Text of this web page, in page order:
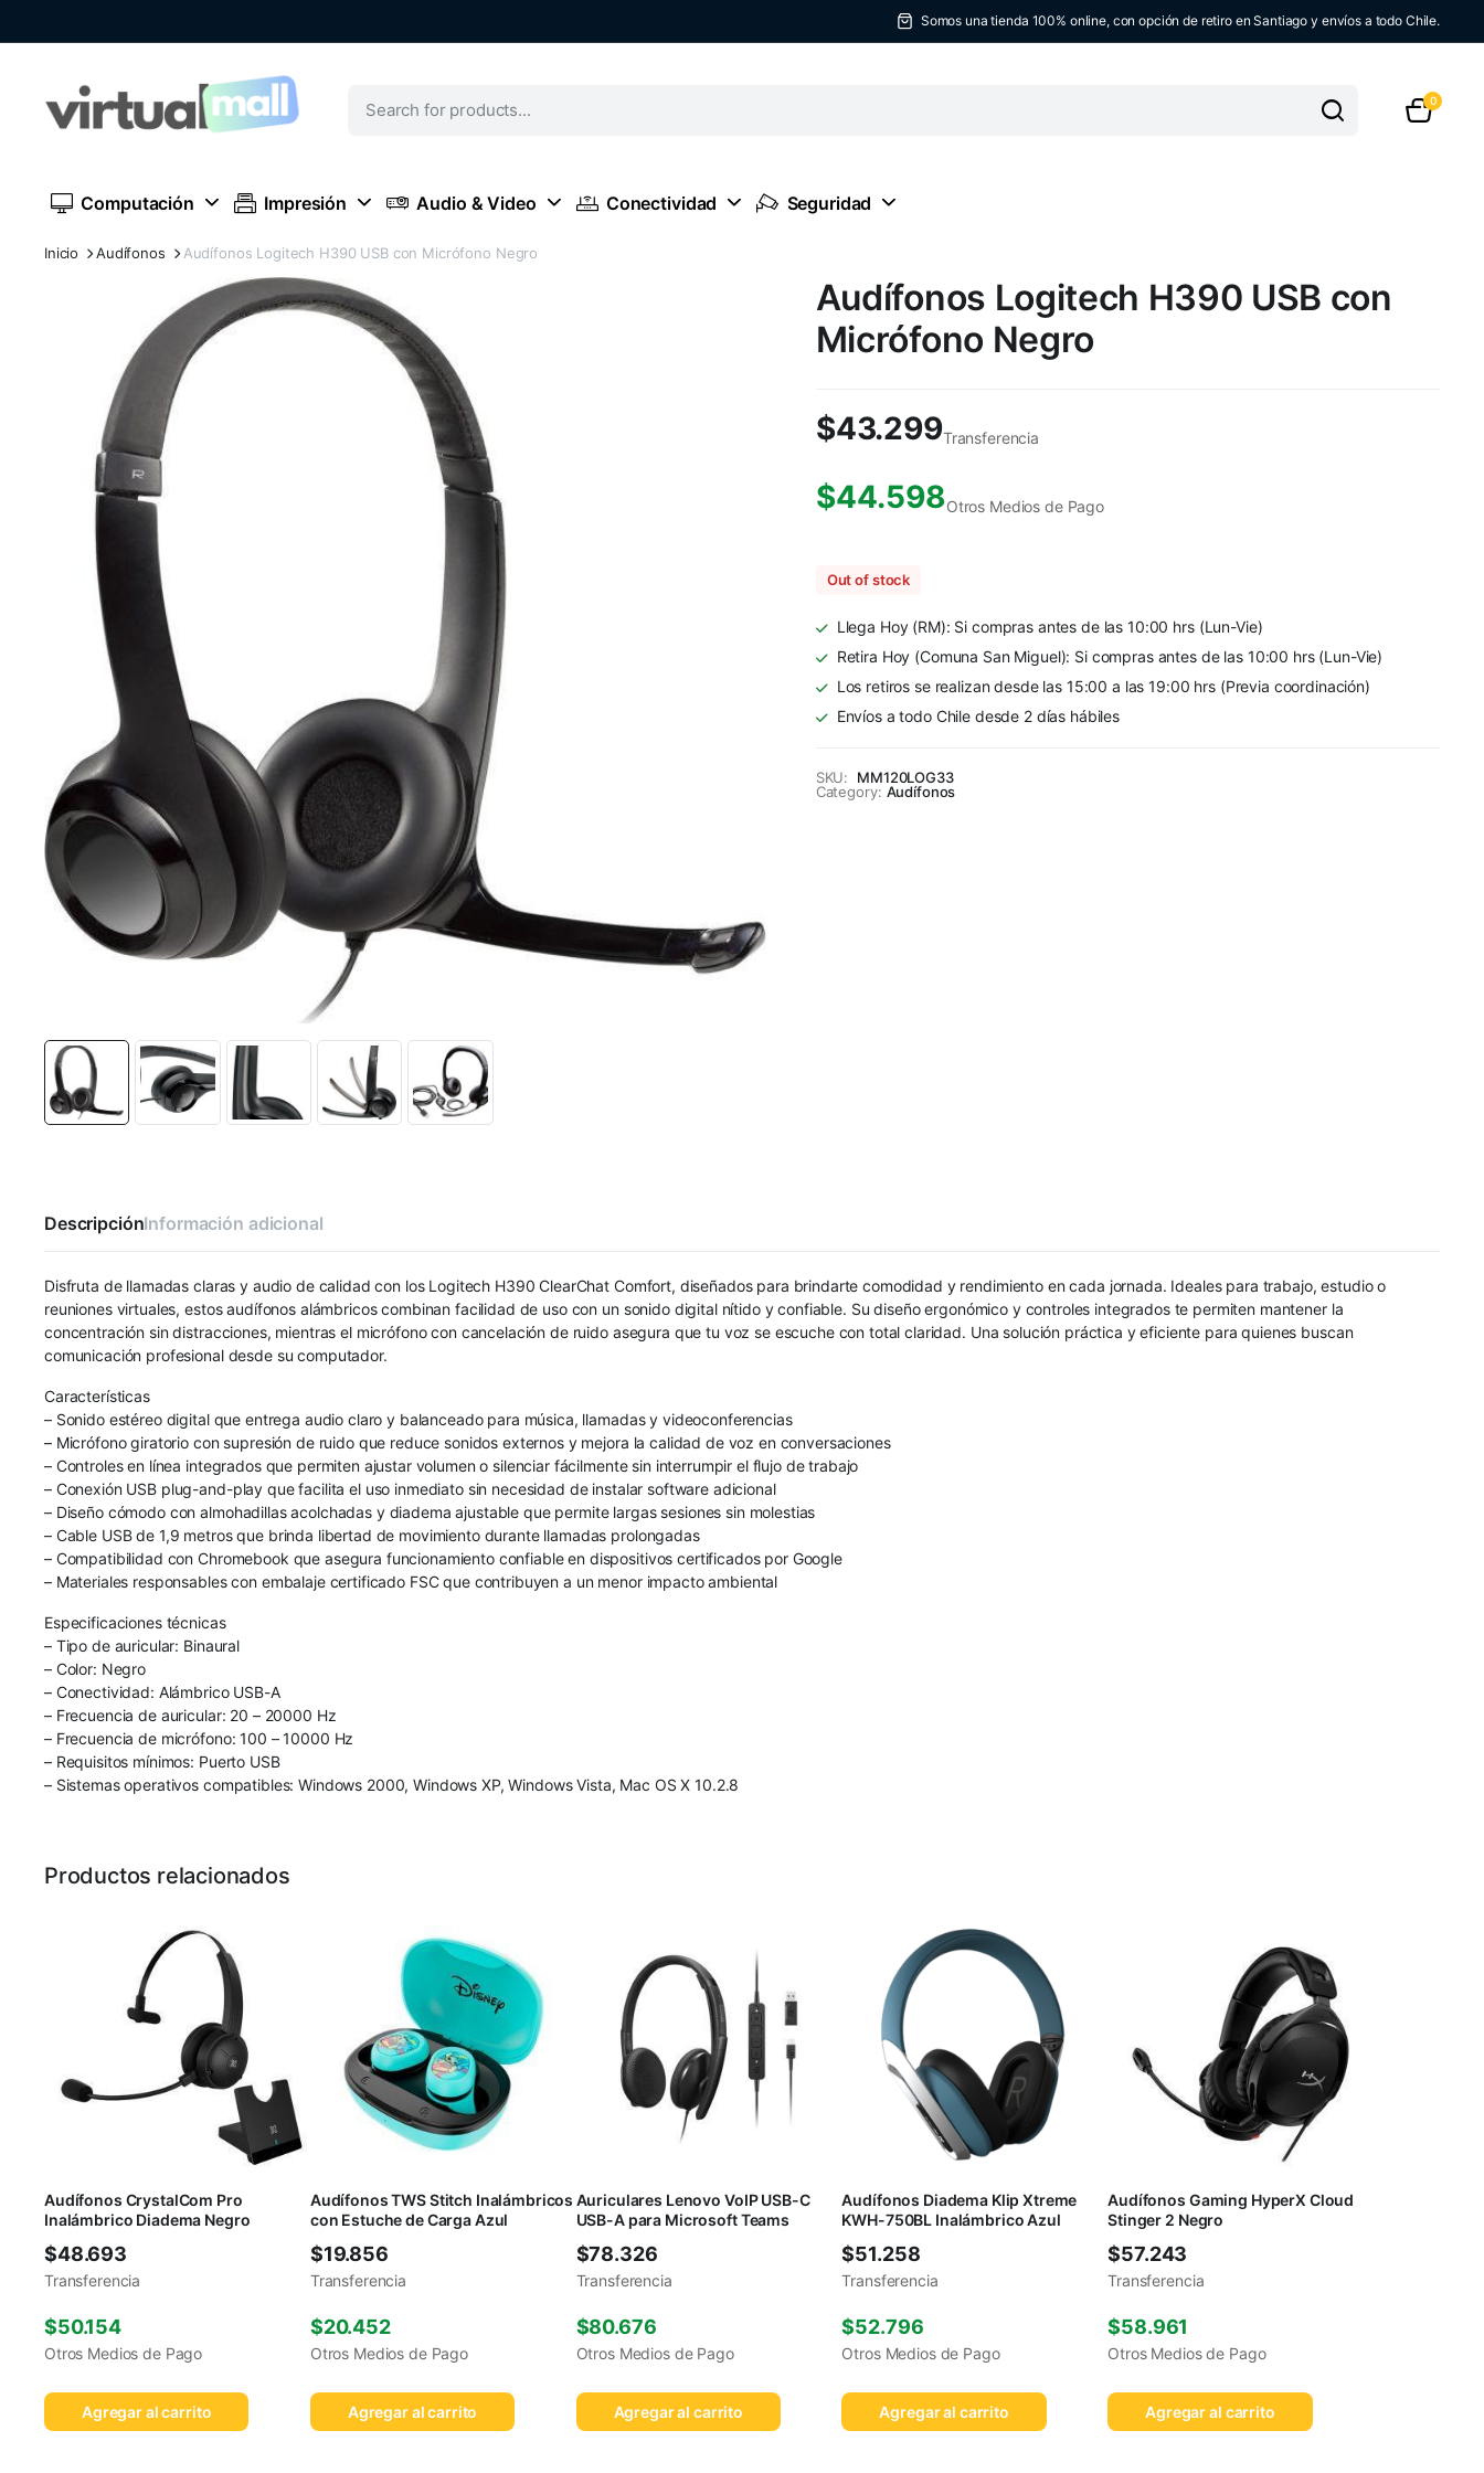
Somos una tienda 100% online, con opción de retiro en Santiago y envíos a todo Chile.
0
Computación Impresión Audio & Video Conectividad Seguridad
Inicio Audífonos Audífonos Logitech H390 USB con Micrófono Negro
Audífonos Logitech H390 USB con
Micrófono Negro
$43.299Transferencia
$44.598Otros Medios de Pago
Out of stock
Llega Hoy (RM): Si compras antes de las 10:00 hrs (Lun-Vie)
Retira Hoy (Comuna San Miguel): Si compras antes de las 10:00 hrs (Lun-Vie)
Los retiros se realizan desde las 15:00 a las 19:00 hrs (Previa coordinación)
Envíos a todo Chile desde 2 días hábiles
SKU:
MM120LOG33
Category: Audífonos
DescripciónInformación adicional
Disfruta de llamadas claras y audio de calidad con los Logitech H390 ClearChat Comfort, diseñados para brindarte comodidad y rendimiento en cada jornada. Ideales para trabajo, estudio o
reuniones virtuales, estos audífonos alámbricos combinan facilidad de uso con un sonido digital nítido y confiable. Su diseño ergonómico y controles integrados te permiten mantener la
concentración sin distracciones, mientras el micrófono con cancelación de ruido asegura que tu voz se escuche con total claridad. Una solución práctica y eficiente para quienes buscan
comunicación profesional desde su computador.
Características
– Sonido estéreo digital que entrega audio claro y balanceado para música, llamadas y videoconferencias
– Micrófono giratorio con supresión de ruido que reduce sonidos externos y mejora la calidad de voz en conversaciones
– Controles en línea integrados que permiten ajustar volumen o silenciar fácilmente sin interrumpir el flujo de trabajo
– Conexión USB plug-and-play que facilita el uso inmediato sin necesidad de instalar software adicional
– Diseño cómodo con almohadillas acolchadas y diadema ajustable que permite largas sesiones sin molestias
– Cable USB de 1,9 metros que brinda libertad de movimiento durante llamadas prolongadas
– Compatibilidad con Chromebook que asegura funcionamiento confiable en dispositivos certificados por Google
– Materiales responsables con embalaje certificado FSC que contribuyen a un menor impacto ambiental
Especificaciones técnicas
– Tipo de auricular: Binaural
– Color: Negro
– Conectividad: Alámbrico USB-A
– Frecuencia de auricular: 20 – 20000 Hz
– Frecuencia de micrófono: 100 – 10000 Hz
– Requisitos mínimos: Puerto USB
– Sistemas operativos compatibles: Windows 2000, Windows XP, Windows Vista, Mac OS X 10.2.8
Productos relacionados
Audífonos CrystalCom Pro
Inalámbrico Diadema Negro
$48.693
Transferencia
$50.154
Otros Medios de Pago
Agregar al carrito
Audífonos TWS Stitch Inalámbricos
con Estuche de Carga Azul
$19.856
Transferencia
$20.452
Otros Medios de Pago
Agregar al carrito
Auriculares Lenovo VoIP USB-C
USB-A para Microsoft Teams
$78.326
Transferencia
$80.676
Otros Medios de Pago
Agregar al carrito
Audífonos Diadema Klip Xtreme
KWH-750BL Inalámbrico Azul
$51.258
Transferencia
$52.796
Otros Medios de Pago
Agregar al carrito
Audífonos Gaming HyperX Cloud
Stinger 2 Negro
$57.243
Transferencia
$58.961
Otros Medios de Pago
Agregar al carrito